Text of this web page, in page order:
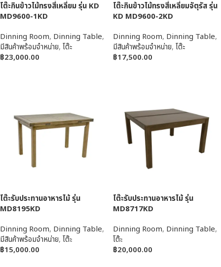
โต๊ะกินข้าวไม้ทรงสี่เหลี่ยม รุ่น KD
MD9600-1KD
Dinning Room, Dinning Table,
มีสินค้าพร้อมจำหน่าย, โต๊ะ
฿23,000.00
โต๊ะกินข้าวไม้ทรงสี่เหลี่ยมจัตุรัส รุ่น
KD MD9600-2KD
Dinning Room, Dinning Table,
มีสินค้าพร้อมจำหน่าย, โต๊ะ
฿17,500.00
โต๊ะรับประทานอาหารไม้ รุ่น
MD8195KD
Dinning Room, Dinning Table,
มีสินค้าพร้อมจำหน่าย, โต๊ะ
฿15,000.00
โต๊ะรับประทานอาหารไม้ รุ่น
MD8717KD
Dinning Room, Dinning Table,
โต๊ะ
฿20,000.00